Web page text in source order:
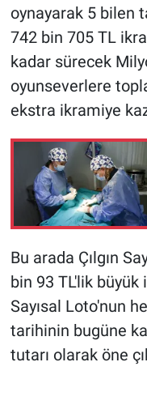
oynayarak 5 bilen
742 bin 705 TL
kadar sürecek
oyunseverlere
ekstra ikramiye
Bu arada Çılgın
bin 93 TL'lik büyük
Sayısal Loto'nun
tarihinin bugüne
tutarı olarak öne